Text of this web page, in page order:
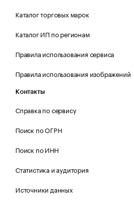
Каталог торговых марок
Каталог ИП по регионам
Правила использования сервиса
Правила использования изображений
Контакты
Справка по сервису
Поиск по ОГРН
Поиск по ИНН
Статистика и аудитория
Источники данных